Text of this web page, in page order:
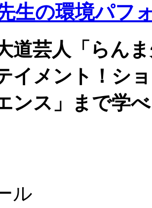
生の環境パフ
道芸人「らん
イメント！シ
ンス」まで学
ル